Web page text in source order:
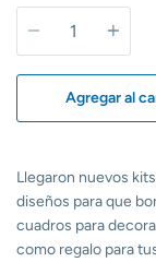
Cantidad
Agregar al
Llegaron nuevos
diseños para que
cuadros para
como regalo para